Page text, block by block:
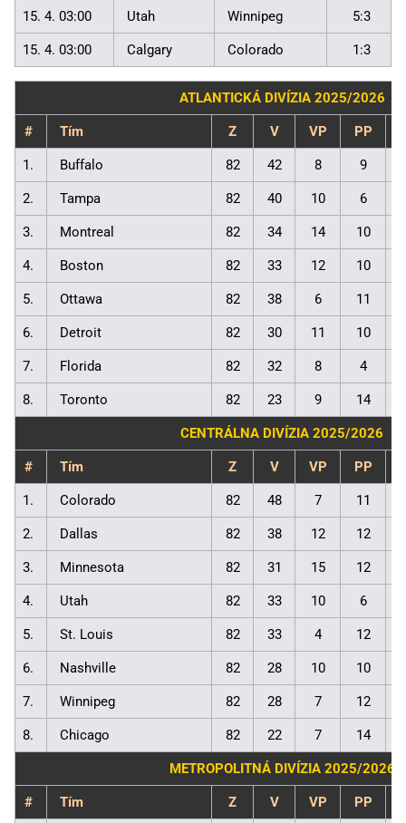
15. 4. 03:00 Utah Winnipeg 5:3
15. 4. 03:00 Calgary Colorado 1:3
ATLANTICKÁ DIVÍZIA 2025/2026
# Tím Z V VP PP
1. Buffalo 82 42 8 9
2. Tampa 82 40 10 6
3. Montreal 82 34 14 10
4. Boston 82 33 12 10
5. Ottawa 82 38 6 11
6. Detroit 82 30 11 10
7. Florida 82 32 8 4
8. Toronto 82 23 9 14
CENTRÁLNA DIVÍZIA 2025/2026
# Tím Z V VP PP
1. Colorado 82 48 7 11
2. Dallas 82 38 12 12
3. Minnesota 82 31 15 12
4. Utah 82 33 10 6
5. St. Louis 82 33 4 12
6. Nashville 82 28 10 10
7. Winnipeg 82 28 7 12
8. Chicago 82 22 7 14
METROPOLITNÁ DIVÍZIA 2025/2026
# Tím Z V VP PP